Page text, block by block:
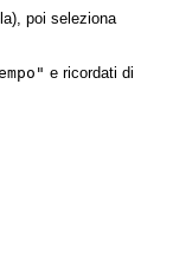
poi seleziona
e ricordati di